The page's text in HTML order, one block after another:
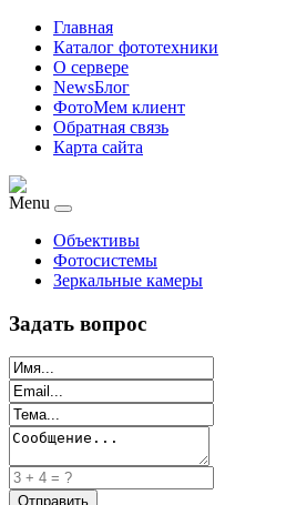
Главная
Каталог фототехники
О сервере
NewsБлог
ФотоМем клиент
Обратная связь
Карта сайта
Menu
Объективы
Фотосистемы
Зеркальные камеры
Задать вопрос